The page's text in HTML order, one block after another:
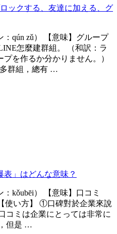
ックする、友達に加える、グ
：qún zǔ） 【意味】グループ
怎麼建群組。 （和訳：ラ
を作るか分かりません。）
群組，總有 …
」はどんな意味？
kǒubēi） 【意味】口コミ
使い方】 ①口碑對於企業來說
コミは企業にとっては非常に
但是 …